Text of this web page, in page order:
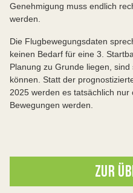
Genehmigung muss endlich
werden.
Die Flugbewegungsdaten
keinen Bedarf für eine 3.
Planung zu Grunde liegen,
können. Statt der
2025 werden es tatsächlich
Bewegungen werden.
ZUR